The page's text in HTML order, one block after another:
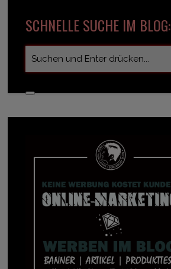
SCHNELLE SUCHE IM BLOG: